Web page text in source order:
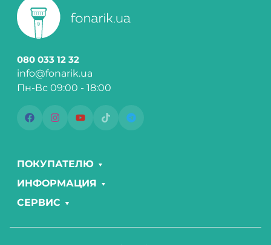
080 033 12 32
info@fonarik.ua
Пн-Вс 09:00 - 18:00
ПОКУПАТЕЛЮ
ИНФОРМАЦИЯ
СЕРВИС